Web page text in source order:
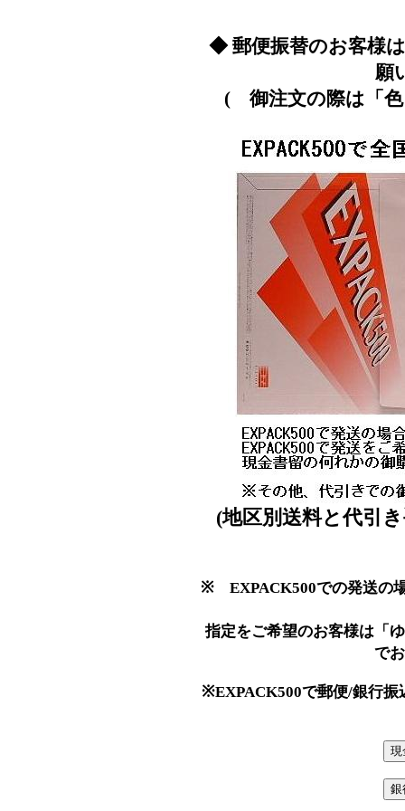
◆ 郵便振替のお客様
願
( 御注文の際は「色
(地区別送料と代引
※ EXPACK500での発送の
指定をご希望のお客様は「
で
※EXPACK500で郵便/銀行振